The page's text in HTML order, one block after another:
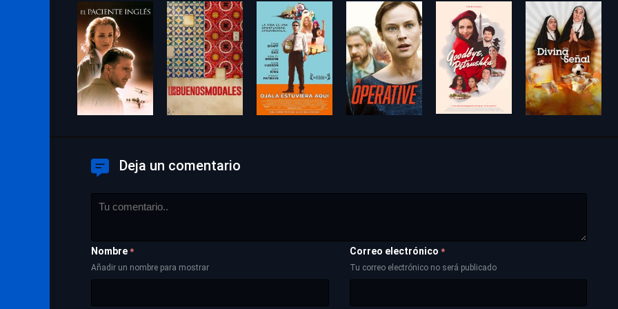
Deja un comentario
Nombre *
Añadir un nombre para mostrar
Correo electrónico *
Tu correo electrónico no será publicado